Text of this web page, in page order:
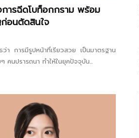
การฉีดโบท็อกกราม พร้อม
อนตัดสินใจ
ว่า การมีรูปหน้าที่เรียวสวย เป็นมาตรฐาน
คนปรารถนา ทำให้ในยุคปัจจุบัน...